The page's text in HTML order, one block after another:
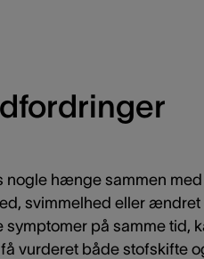
nogle hænge sammen med
svimmelhed eller ændret
symptomer på samme tid,
vurderet både stofskifte